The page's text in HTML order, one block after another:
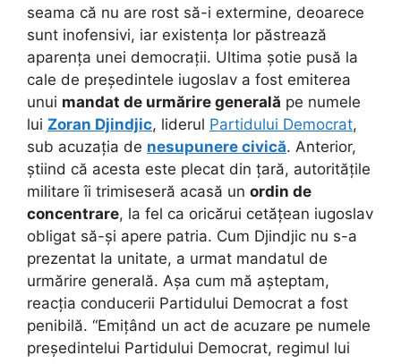
seama că nu are rost să-i extermine, deoarece
sunt inofensivi, iar existența lor păstrează
aparența unei democrații. Ultima șotie pusă la
cale de președintele iugoslav a fost emiterea
unui mandat de urmărire generală pe numele
lui Zoran Djindjic, liderul Partidului Democrat,
sub acuzația de nesupunere civică. Anterior,
știind că acesta este plecat din țară, autoritățile
militare îi trimiseseră acasă un ordin de
concentrare, la fel ca oricărui cetățean iugoslav
obligat să-și apere patria. Cum Djindjic nu s-a
prezentat la unitate, a urmat mandatul de
urmărire generală. Așa cum mă așteptam,
reacția conducerii Partidului Democrat a fost
penibilă. “Emițând un act de acuzare pe numele
președintelui Partidului Democrat, regimul lui